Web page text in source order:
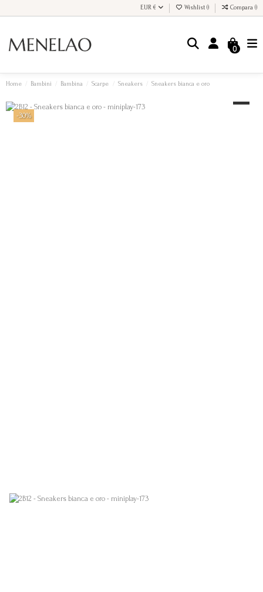
EUR € Wishlist () Compara ()
0
Home Bambini Bambina Scarpe Sneakers Sneakers bianca e oro
-30%